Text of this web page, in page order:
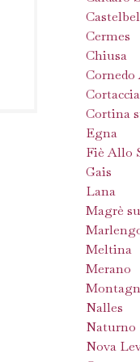
Cermes
Chiusa
Cornedo
Cortina
Egna
Fiè Allo
Gais
Lana
Magrè
Meltina
Merano
Nalles
Naturno
Nova